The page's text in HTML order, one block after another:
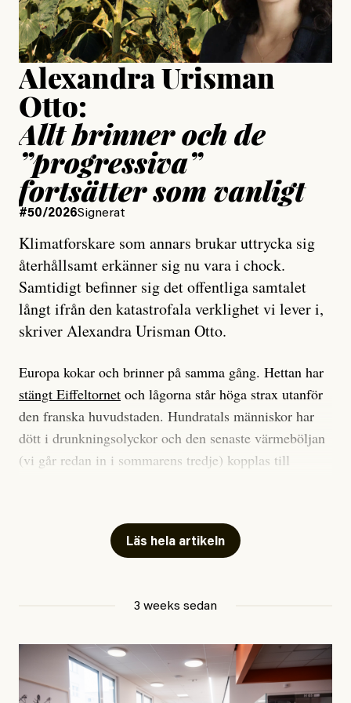
Uppdaterad15 July, 2026
Alexandra Urisman
Otto:
Allt brinner och de
”progressiva”
fortsätter som vanligt
#50/2026Signerat
Klimatforskare som annars brukar uttrycka sig
återhållsamt erkänner sig nu vara i chock.
Samtidigt befinner sig det offentliga samtalet
långt ifrån den katastrofala verklighet vi lever i,
skriver Alexandra Urisman Otto.
Europa kokar och brinner på samma gång. Hettan har
stängt Eiffeltornet och lågorna står höga strax utanför
den franska huvudstaden. Hundratals människor har
dött i drunkningsolyckor och den senaste värmeböljan
(vi går redan in i sommarens tredje) kopplas till
Har du också panik i hettan? Känns det som en
mardröm? Bra, allt annat vore fullständigt orimligt.
att han brukar vara ganska återhållsam när han
september 2023, när de globala temperaturerna för
månaden visade sig vara hela 0,5 °C varmare än någon
tidigare septembermånad – har han blivit chockad.
Läs hela artikeln
3 weeks sedan